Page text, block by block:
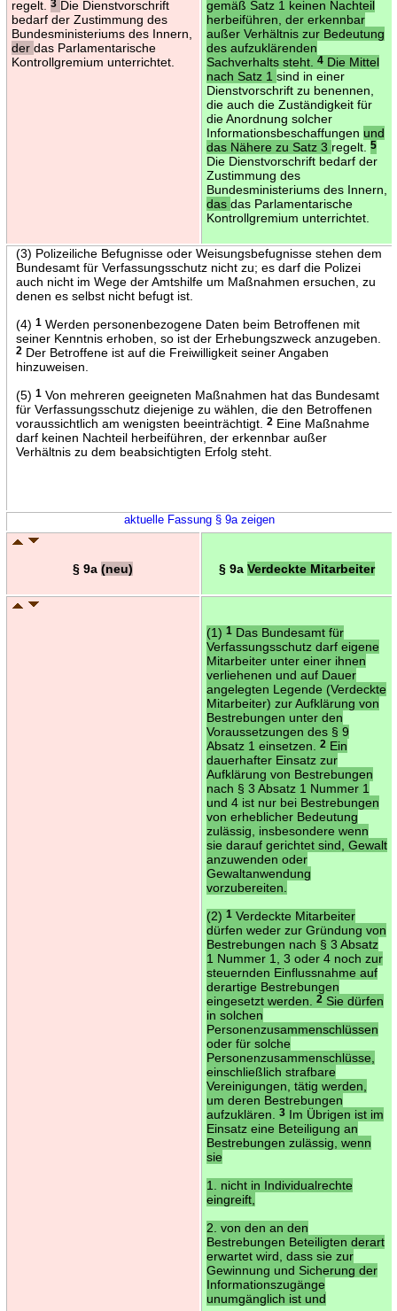
regelt. 3 Die Dienstvorschrift
bedarf der Zustimmung des
Bundesministeriums des Innern,
der das Parlamentarische
Kontrollgremium unterrichtet.
gemäß Satz 1 keinen Nachteil
herbeiführen, der erkennbar
außer Verhältnis zur Bedeutung
des aufzuklärenden
Sachverhalts steht.
4Die Mittel
nach Satz 1 sind in einer
Dienstvorschrift zu benennen,
die auch die Zuständigkeit für
die Anordnung solcher
Informationsbeschaffungen und
das Nähere zu Satz 3 regelt. 5
Die Dienstvorschrift bedarf der
Zustimmung des
Bundesministeriums des Innern,
das das Parlamentarische
Kontrollgremium unterrichtet.
(3) Polizeiliche Befugnisse oder Weisungsbefugnisse stehen dem
Bundesamt für Verfassungsschutz nicht zu; es darf die Polizei
auch nicht im Wege der Amtshilfe um Maßnahmen ersuchen, zu
denen es selbst nicht befugt ist.
(4) 1Werden personenbezogene Daten beim Betroffenen mit
seiner Kenntnis erhoben, so ist der Erhebungszweck anzugeben.
2Der Betroffene ist auf die Freiwilligkeit seiner Angaben
hinzuweisen.
(5) 1Von mehreren geeigneten Maßnahmen hat das Bundesamt
für Verfassungsschutz diejenige zu wählen, die den Betroffenen
voraussichtlich am wenigsten beeinträchtigt.
2Eine Maßnahme
darf keinen Nachteil herbeiführen, der erkennbar außer
Verhältnis zu dem beabsichtigten Erfolg steht.
aktuelle Fassung § 9a zeigen
§ 9a (neu) § 9a Verdeckte Mitarbeiter
(1) 1Das Bundesamt für
Verfassungsschutz darf eigene
Mitarbeiter unter einer ihnen
verliehenen und auf Dauer
angelegten Legende (Verdeckte
Mitarbeiter) zur Aufklärung von
Bestrebungen unter den
Voraussetzungen des § 9
Absatz 1 einsetzen.
2Ein
dauerhafter Einsatz zur
Aufklärung von Bestrebungen
nach § 3 Absatz 1 Nummer 1
und 4 ist nur bei Bestrebungen
von erheblicher Bedeutung
zulässig, insbesondere wenn
sie darauf gerichtet sind, Gewalt
anzuwenden oder
Gewaltanwendung
vorzubereiten.
(2) 1Verdeckte Mitarbeiter
dürfen weder zur Gründung von
Bestrebungen nach § 3 Absatz
1 Nummer 1, 3 oder 4 noch zur
steuernden Einflussnahme auf
derartige Bestrebungen
eingesetzt werden.
2Sie dürfen
in solchen
Personenzusammenschlüssen
oder für solche
Personenzusammenschlüsse,
einschließlich strafbare
Vereinigungen, tätig werden,
um deren Bestrebungen
aufzuklären.
3Im Übrigen ist im
Einsatz eine Beteiligung an
Bestrebungen zulässig, wenn
sie
1. nicht in Individualrechte
eingreift,
2. von den an den
Bestrebungen Beteiligten derart
erwartet wird, dass sie zur
Gewinnung und Sicherung der
Informationszugänge
unumgänglich ist und